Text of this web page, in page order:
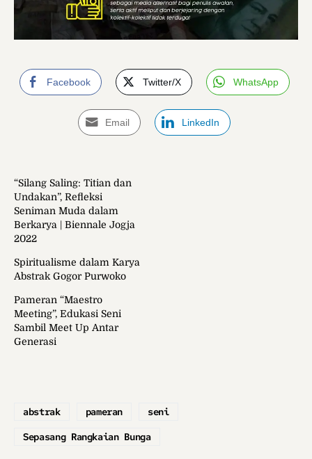
Facebook Twitter/X WhatsApp
Email LinkedIn
“Silang Saling: Titian dan
Undakan”, Refleksi
Seniman Muda dalam
Berkarya | Biennale Jogja
2022
Spiritualisme dalam Karya
Abstrak Gogor Purwoko
Pameran “Maestro
Meeting”, Edukasi Seni
Sambil Meet Up Antar
Generasi
abstrak pameran
seni
Sepasang Rangkaian Bunga